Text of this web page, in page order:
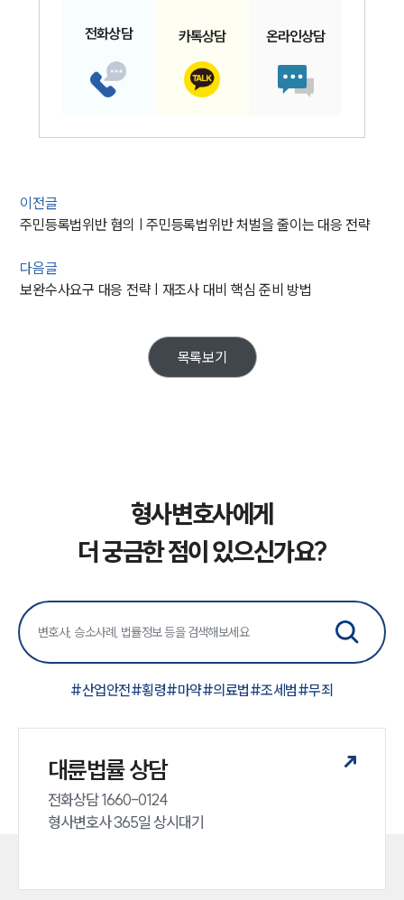
전화상담 카톡상담 온라인상담
이전글
주민등록법위반 혐의 | 주민등록법위반 처벌을 줄이는 대응 전략
다음글
보완수사요구 대응 전략 | 재조사 대비 핵심 준비 방법
목록보기
형사변호사에게
더 궁금한 점이 있으신가요?
#산업안전#횡령#마약#의료법#조세범#무죄
대륜법률 상담
전화상담 1660-0124
형사변호사 365일 상시대기